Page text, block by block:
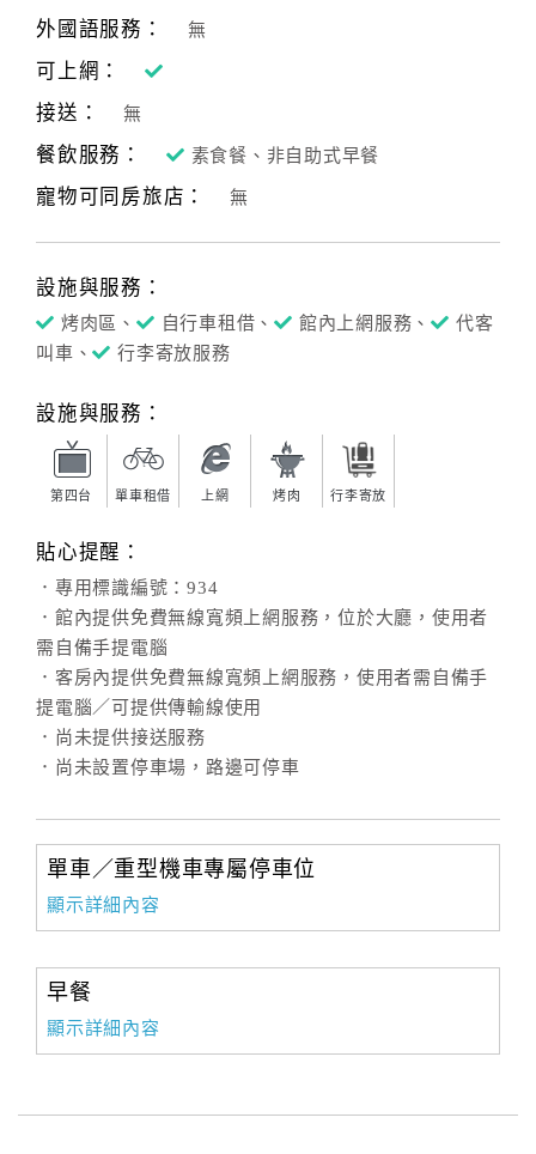
外國語服務： 無
可上網：
接送：
無
餐飲服務： 素食餐、非自助式早餐
寵物可同房旅店： 無
設施與服務：
烤肉區、 自行車租借、 館內上網服務、
代客
叫車、
行李寄放服務
設施與服務：
第四台 單車租借 上網 烤肉 行李寄放
貼心提醒：
．專用標識編號：934
．館內提供免費無線寬頻上網服務，位於大廳，使用者
需自備手提電腦
．客房內提供免費無線寬頻上網服務，使用者需自備手
提電腦／可提供傳輸線使用
．尚未提供接送服務
．尚未設置停車場，路邊可停車
單車／重型機車專屬停車位
顯示詳細內容
早餐
顯示詳細內容